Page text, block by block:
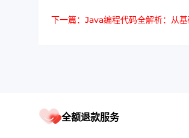
下一篇：Java编程代码全解析：从
全额退款服务